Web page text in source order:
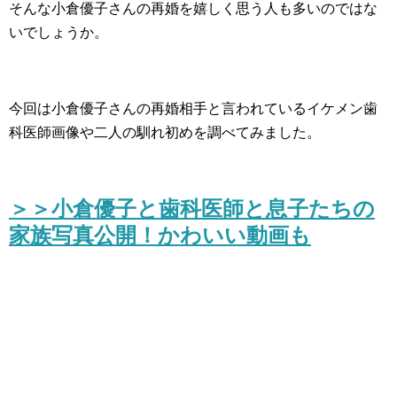
そんな小倉優子さんの再婚を嬉しく思う人も多いのではな
いでしょうか。
今回は小倉優子さんの再婚相手と言われているイケメン歯
科医師画像や二人の馴れ初めを調べてみました。
＞＞小倉優子と歯科医師と息子たちの
家族写真公開！かわいい動画も